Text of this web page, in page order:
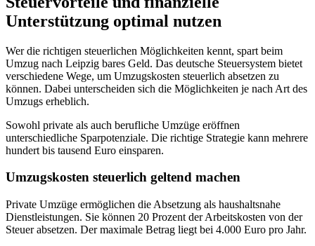
Unterstützung optimal nutzen
Wer die richtigen steuerlichen Möglichkeiten kennt, spart beim
Umzug nach Leipzig bares Geld. Das deutsche Steuersystem bietet
verschiedene Wege, um Umzugskosten steuerlich absetzen zu
können. Dabei unterscheiden sich die Möglichkeiten je nach Art des
Umzugs erheblich.
Sowohl private als auch berufliche Umzüge eröffnen
unterschiedliche Sparpotenziale. Die richtige Strategie kann mehrere
hundert bis tausend Euro einsparen.
Umzugskosten steuerlich geltend machen
Private Umzüge ermöglichen die Absetzung als haushaltsnahe
Dienstleistungen. Sie können 20 Prozent der Arbeitskosten von der
Steuer absetzen. Der maximale Betrag liegt bei 4.000 Euro pro Jahr.